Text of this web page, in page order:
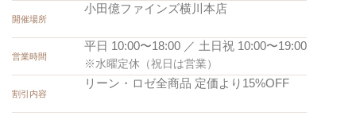
開催場所
小田億ファインズ横川本店
営業時間
平日 10:00〜18:00 ／ 土日祝 10:00〜19:00
※水曜定休（祝日は営業）
割引内容
リーン・ロゼ全商品 定価より15%OFF